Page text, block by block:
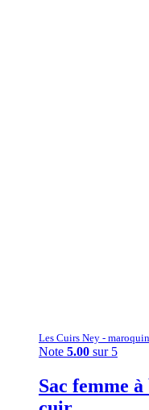
Les Cuirs Ney -
Note 5.00 sur 5
Sac femme